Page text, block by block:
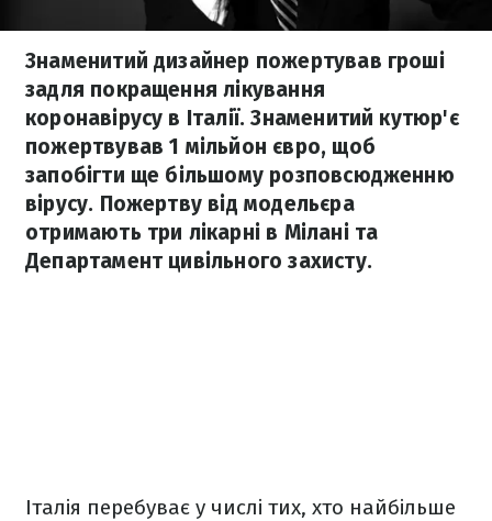
Знаменитий дизайнер пожертував гроші
задля покращення лікування
коронавірусу в Італії. Знаменитий кутюр'є
пожертвував 1 мільйон євро, щоб
запобігти ще більшому розповсюдженню
вірусу. Пожертву від модельєра
отримають три лікарні в Мілані та
Департамент цивільного захисту.
Італія перебуває у числі тих, хто найбільше